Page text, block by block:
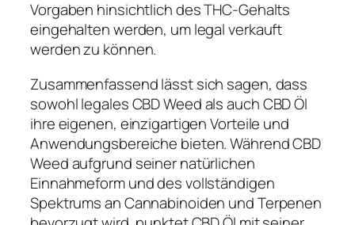
Vorgaben hinsichtlich des THC-Gehalts
eingehalten werden, um legal verkauft
werden zu können.
Zusammenfassend lässt sich sagen, dass
sowohl legales CBD Weed als auch CBD Öl
ihre eigenen, einzigartigen Vorteile und
Anwendungsbereiche bieten. Während CBD
Weed aufgrund seiner natürlichen
Einnahmeform und des vollständigen
Spektrums an Cannabinoiden und Terpenen